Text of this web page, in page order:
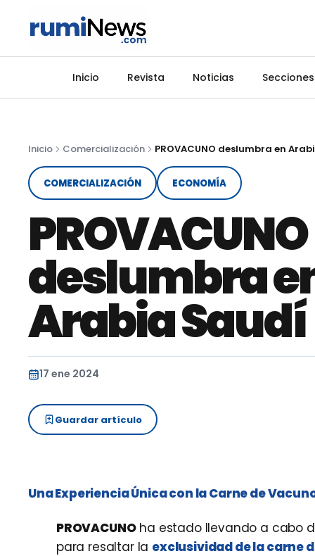
Inicio Revista Noticias
Inicio Comercialización PROVACUNO deslumbra en
COMERCIALIZACIÓN ECONOMÍA
PROVACUNO
deslumbra
Arabia Saudí
17 ene 2024
Guardar artículo
Una Experiencia Única con la Carne de
PROVACUNOha estado llevando a cabo
para resaltar la exclusividad de la carne